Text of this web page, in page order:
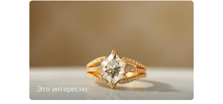
Это интересно